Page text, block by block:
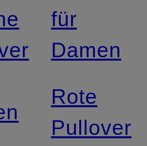
für
Damen
Rote
Pullover